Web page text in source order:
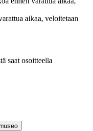
aikaa, veloitetaan
saat osoitteella